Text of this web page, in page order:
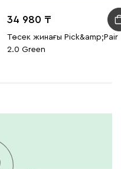
34 980
Төсек жинағы Pick&amp;Pair
2.0 Green